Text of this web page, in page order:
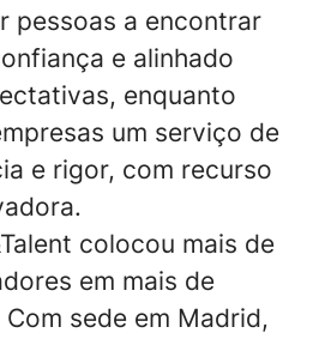
pessoas a encontrar
e alinhado
enquanto
um serviço de
e rigor, com recurso
colocou mais de
em mais de
sede em Madrid,